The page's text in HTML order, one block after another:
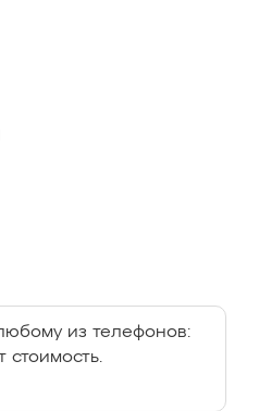
из телефонов:
стоимость.